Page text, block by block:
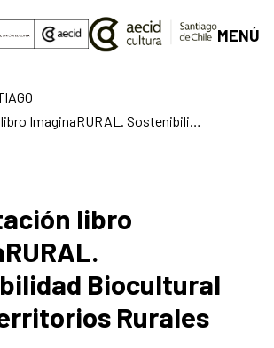
principal
MENÚ
libro
Biocultural
Rurales